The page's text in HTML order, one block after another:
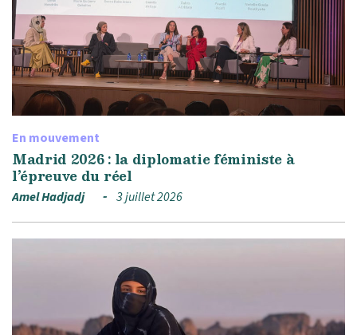
En mouvement
Madrid 2026 : la diplomatie féministe à
l’épreuve du réel
Amel Hadjadj 3 juillet 2026